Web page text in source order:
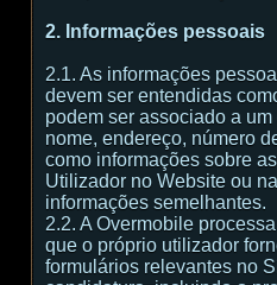
2. Informações pessoais
2.1. As informações
devem ser entendidas
podem ser associado a
nome, endereço, número
como informações sobre
Utilizador no Website ou
informações semelhantes.
2.2. A Overmobile
que o próprio utilizador
formulários relevantes no